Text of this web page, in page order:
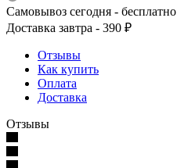
Самовывоз сегодня - бесплатно
Доставка завтра - 390 ₽
Отзывы
Как купить
Оплата
Доставка
Отзывы